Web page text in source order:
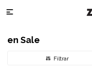

en Sale